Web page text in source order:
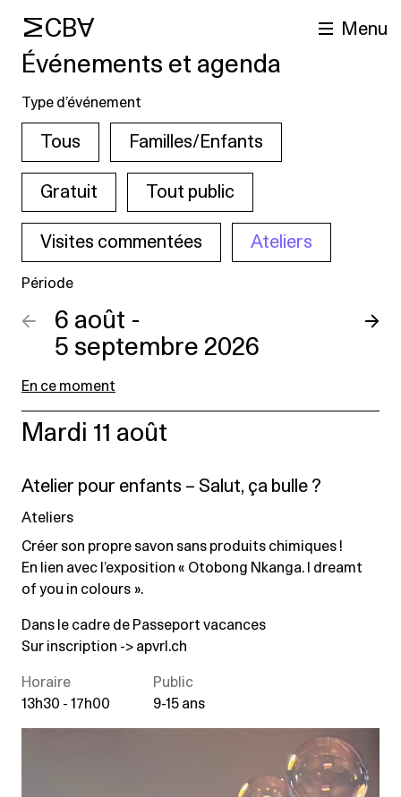
MCBA Menu
Événements et agenda
Type d’événement
Tous Familles/Enfants
Gratuit Tout public
Visites commentées Ateliers
Période
←
6 août -
5 septembre 2026
→
En ce moment
Mardi 11 août
Atelier pour enfants – Salut, ça bulle ?
Ateliers
Créer son propre savon sans produits chimiques !
En lien avec l’exposition « Otobong Nkanga. I dreamt
of you in colours ».
Dans le cadre de Passeport vacances
Sur inscription -> apvrl.ch
Horaire
13h30 - 17h00
Public
9-15 ans